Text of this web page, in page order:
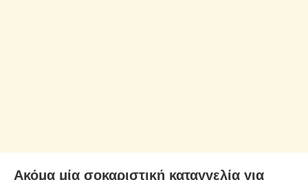
Ακόμα μία σοκαριστική καταγγελία για